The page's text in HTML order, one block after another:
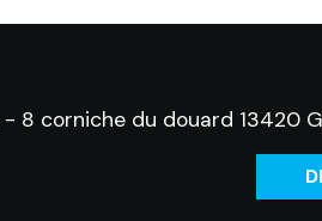
- 8 corniche du douard 13420